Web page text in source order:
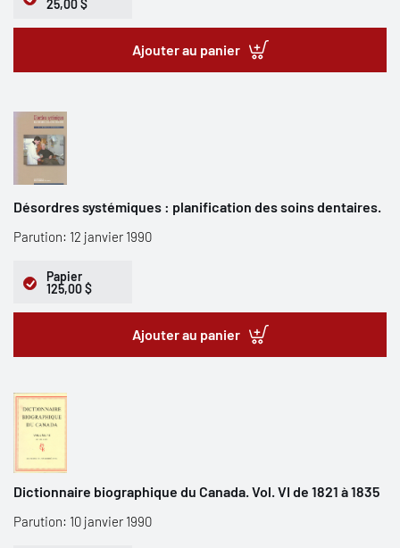
25,00 $
Ajouter au panier
Désordres systémiques : planification des soins dentaires.
Parution: 12 janvier 1990
Papier
125,00 $
Ajouter au panier
Dictionnaire biographique du Canada. Vol. VI de 1821 à 1835
Parution: 10 janvier 1990